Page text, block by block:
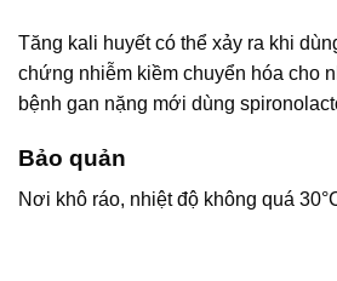
Tăng kali huyết có thể xảy ra khi
chứng nhiễm kiềm chuyển hóa cho
bệnh gan nặng mới dùng
Bảo quản
Nơi khô ráo, nhiệt độ không quá